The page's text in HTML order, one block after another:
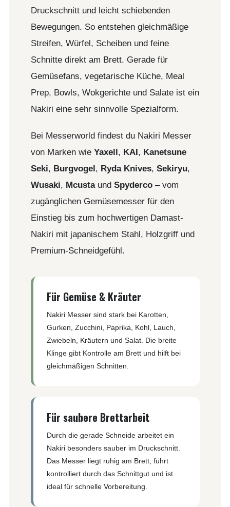
Druckschnitt und leicht schiebenden
Bewegungen. So entstehen gleichmäßige
Streifen, Würfel, Scheiben und feine
Schnitte direkt am Brett. Gerade für
Gemüsefans, vegetarische Küche, Meal
Prep, Bowls, Wokgerichte und Salate ist ein
Nakiri eine sehr sinnvolle Spezialform.
Bei Messerworld findest du Nakiri Messer
von Marken wie Yaxell , KAI , Kanetsune
Seki, Burgvogel , Ryda Knives, Sekiryu,
Wusaki, Mcustaund Spyderco– vom
zugänglichen Gemüsemesser für den
Einstieg bis zum hochwertigen Damast-
Nakiri mit japanischem Stahl, Holzgriff und
Premium-Schneidgefühl.
Für Gemüse & Kräuter
Nakiri Messer sind stark bei Karotten,
Gurken, Zucchini, Paprika, Kohl, Lauch,
Zwiebeln, Kräutern und Salat. Die breite
Klinge gibt Kontrolle am Brett und hilft bei
gleichmäßigen Schnitten.
Für saubere Brettarbeit
Durch die gerade Schneide arbeitet ein
Nakiri besonders sauber im Druckschnitt.
Das Messer liegt ruhig am Brett, führt
kontrolliert durch das Schnittgut und ist
ideal für schnelle Vorbereitung.